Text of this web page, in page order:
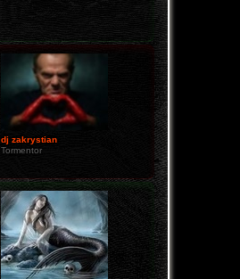
dj zakrystian
Tormentor